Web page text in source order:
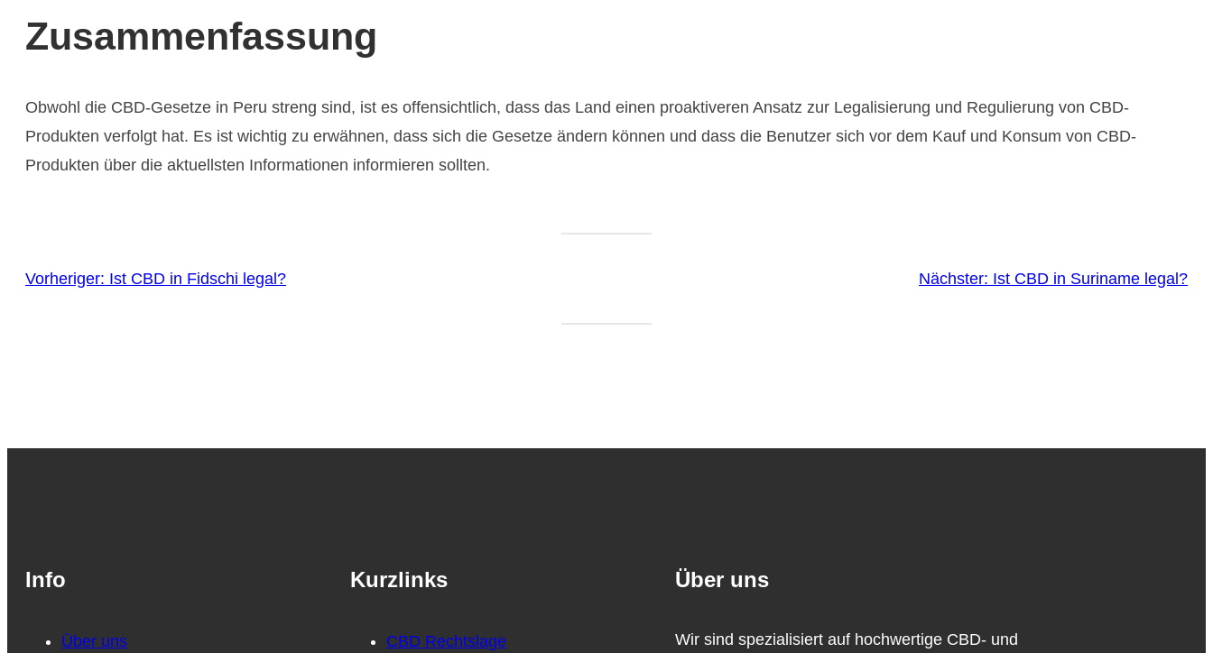
Zusammenfassung
Obwohl die CBD-Gesetze in Peru streng sind, ist es offensichtlich, dass das Land einen proaktiveren Ansatz zur Legalisierung und Regulierung von CBD-
Produkten verfolgt hat. Es ist wichtig zu erwähnen, dass sich die Gesetze ändern können und dass die Benutzer sich vor dem Kauf und Konsum von CBD-
Produkten über die aktuellsten Informationen informieren sollten.
Vorheriger: Ist CBD in Fidschi legal? Nächster: Ist CBD in Suriname legal?
Info
Über uns
Kurzlinks
CBD Rechtslage
Über uns
Wir sind spezialisiert auf hochwertige CBD- und